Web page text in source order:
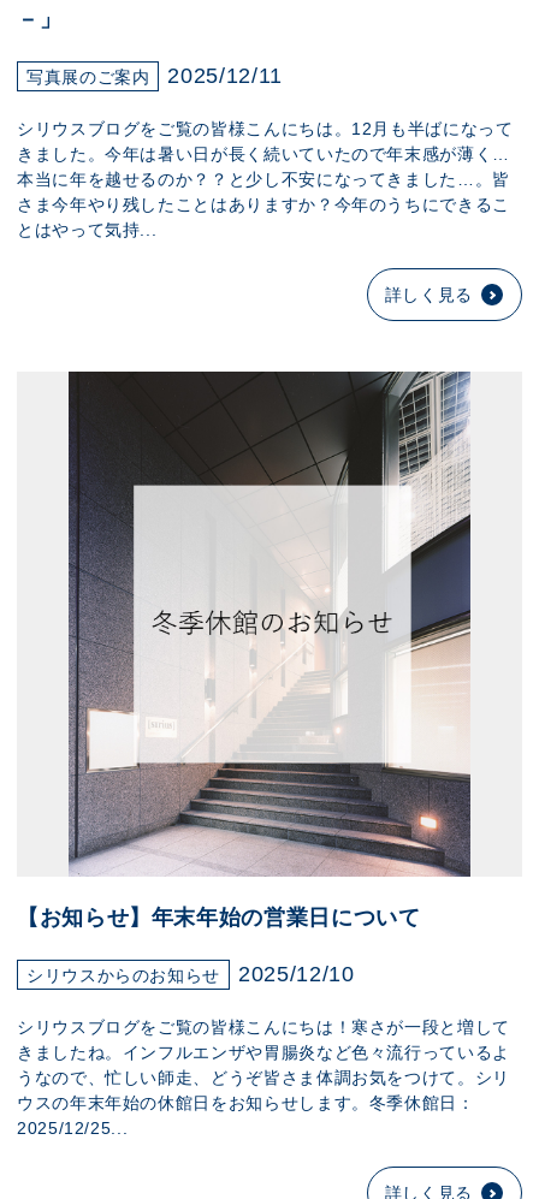
－」
写真展のご案内 2025/12/11
シリウスブログをご覧の皆様こんにちは。12月も半ばになって
きました。今年は暑い日が長く続いていたので年末感が薄く…
本当に年を越せるのか？？と少し不安になってきました…。皆
さま今年やり残したことはありますか？今年のうちにできるこ
とはやって気持...
詳しく見る
【お知らせ】年末年始の営業日について
シリウスからのお知らせ 2025/12/10
シリウスブログをご覧の皆様こんにちは！寒さが一段と増して
きましたね。インフルエンザや胃腸炎など色々流行っているよ
うなので、忙しい師走、どうぞ皆さま体調お気をつけて。シリ
ウスの年末年始の休館日をお知らせします。冬季休館日：
2025/12/25...
詳しく見る